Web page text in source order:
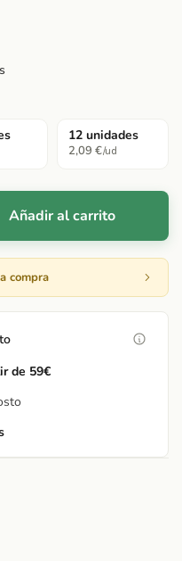
12 unidades
2,09 €/ud
Añadir al carrito
compra
de 59€